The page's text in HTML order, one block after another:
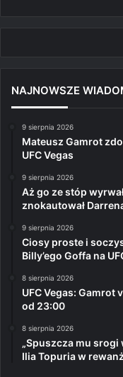
NAJNOWSZE
9 sierpnia 2026
Mateusz Gamrot
UFC Vegas
9 sierpnia 2026
Aż go ze stóp
znokautował
9 sierpnia 2026
Ciosy proste i
Billy’ego Goffa na
8 sierpnia 2026
UFC Vegas: Gamrot
od 23:00
8 sierpnia 2026
„Spuszcza mu
Ilia Topuria w